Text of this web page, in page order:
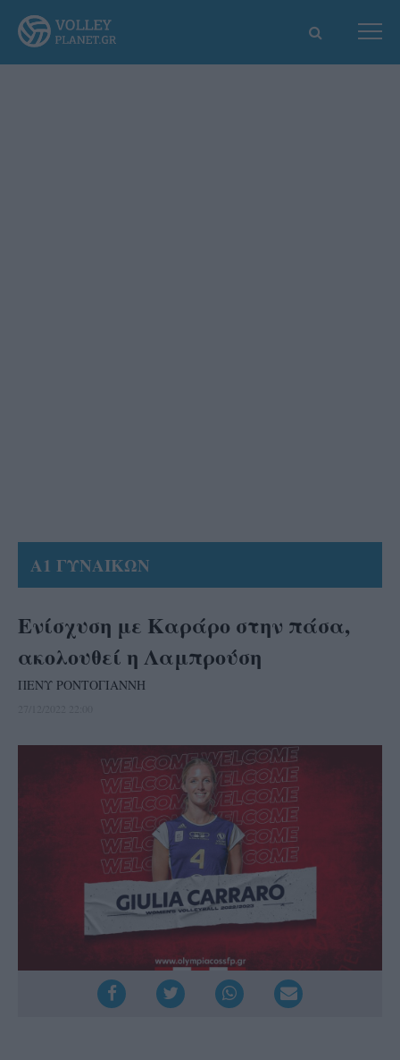
Α1 ΓΥΝΑΙΚΩΝ
Ενίσχυση με Καράρο στην πάσα,
ακολουθεί η Λαμπρούση
ΠΕΝΥ ΡΟΝΤΟΓΙΑΝΝΗ